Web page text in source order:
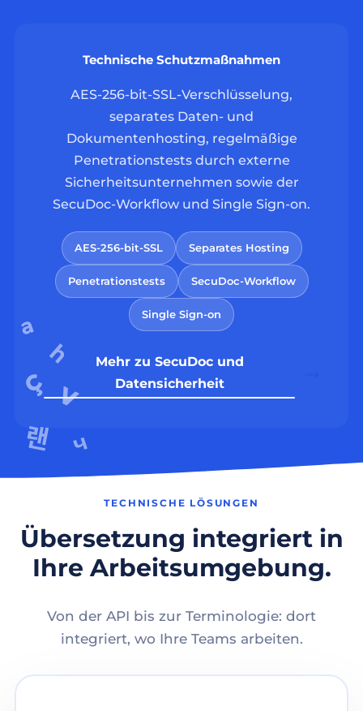
Technische Schutzmaßnahmen
AES-256-bit-SSL-Verschlüsselung,
separates Daten- und
Dokumentenhosting, regelmäßige
Penetrationstests durch externe
Sicherheitsunternehmen sowie der
SecuDoc-Workflow und Single Sign-on.
AES-256-bit-SSL Separates Hosting
Penetrationstests SecuDoc-Workflow
Single Sign-on
Mehr zu SecuDoc und
Datensicherheit
TECHNISCHE LÖSUNGEN
Übersetzung integriert in
Ihre Arbeitsumgebung.
Von der API bis zur Terminologie: dort
integriert, wo Ihre Teams arbeiten.